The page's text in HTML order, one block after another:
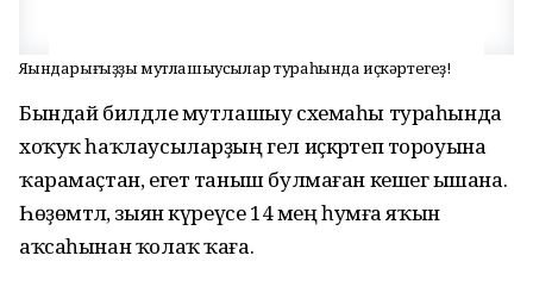
Яҡындарығыҙҙы мутлашыусылар тураһында иҫкәртегеҙ!
Бындай билдәле мутлашыу схемаһы тураһында
хоҡуҡ һаҡлаусыларҙың гел иҫкәртеп тороуына
ҡарамаҫтан, егет таныш булмаған кешегә ышана.
Һөҙөмтәлә, зыян күреүсе 14 мең һумға яҡын
аҡсаһынан ҡолаҡ ҡаға.